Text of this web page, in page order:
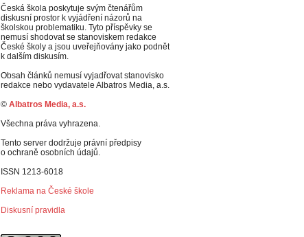
Česká škola poskytuje svým čtenářům
diskusní prostor k vyjádření názorů na
školskou problematiku. Tyto příspěvky se
nemusí shodovat se stanoviskem redakce
České školy a jsou uveřejňovány jako podnět
k dalším diskusím.
Obsah článků nemusí vyjadřovat stanovisko
redakce nebo vydavatele Albatros Media, a.s.
© Albatros Media, a.s.
Všechna práva vyhrazena.
Tento server dodržuje právní předpisy
o ochraně osobních údajů.
ISSN 1213-6018
Reklama na České škole
Diskusní pravidla